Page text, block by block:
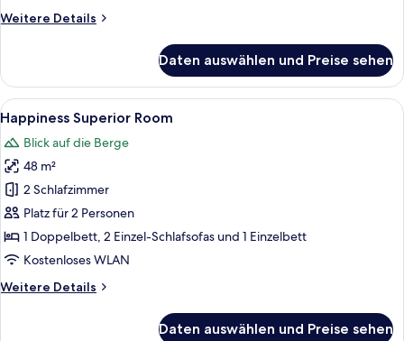
Weitere Details
Weitere
Deluxe
Suite
Daten auswählen und Preise sehen
Alle
Fotos
für
Happiness
Superior
Room
anzeigen
Ein Hotelzimmer mit Bett,
6
Happiness Superior Room
Blick auf die Berge
48 m²
2 Schlafzimmer
Platz für 2 Personen
1 Doppelbett, 2 Einzel-Schlafsofas und 1 Einzelbett
Kostenloses WLAN
Weitere Details
Weitere
Daten auswählen und Preise sehen